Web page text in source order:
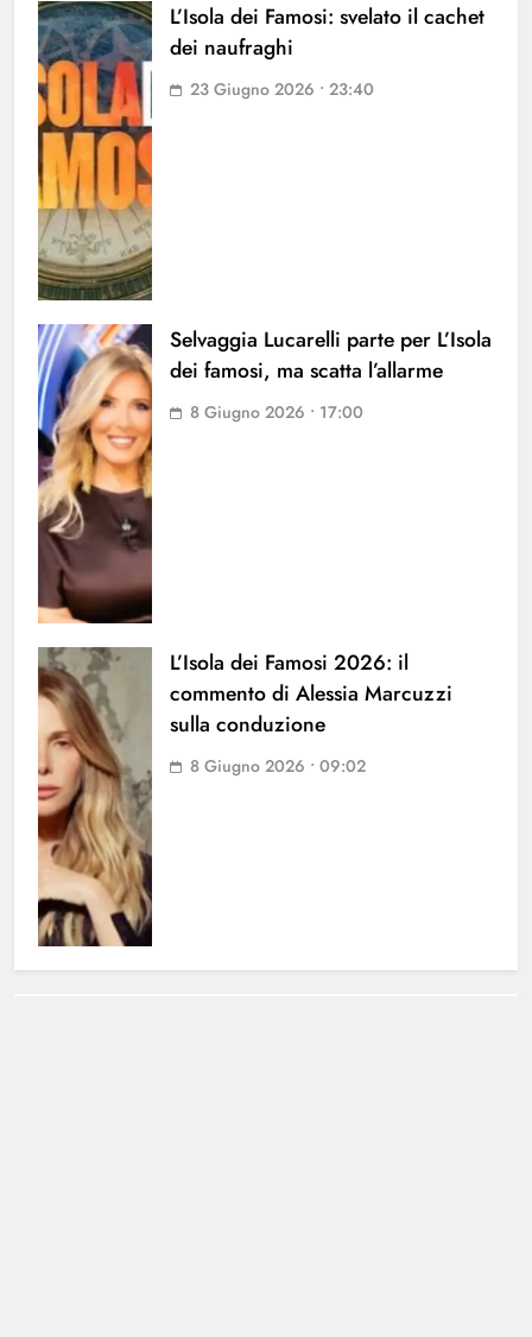
L’Isola dei Famosi: svelato il cachet
dei naufraghi
23 Giugno 2026 • 23:40
Selvaggia Lucarelli parte per L’Isola
dei famosi, ma scatta l’allarme
8 Giugno 2026 • 17:00
L’Isola dei Famosi 2026: il
commento di Alessia Marcuzzi
sulla conduzione
8 Giugno 2026 • 09:02